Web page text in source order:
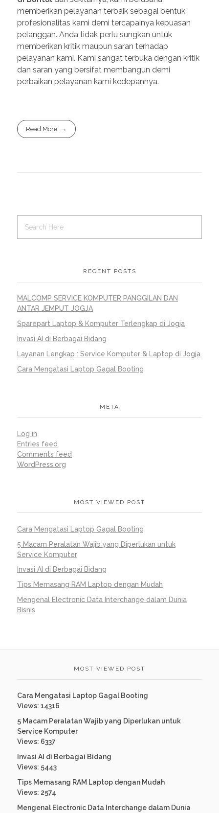
memberikan pelayanan terbaik sebagai bentuk
profesionalitas kami demi tercapainya kepuasan
pelanggan. Anda tidak perlu sungkan untuk
memberikan kritik maupun saran terhadap
pelayanan kami. Kami sangat terbuka dengan kritik
dan saran yang bersifat membangun demi
perbaikan pelayanan kami kedepannya.
Read More
RECENT POSTS
MALCOMP SERVICE KOMPUTER PANGGILAN DAN
ANTAR JEMPUT JOGJA
Sparepart Laptop & Komputer Terlengkap di Jogja
Invasi AI di Berbagai Bidang
Layanan Lengkap : Service Komputer & Laptop di Jogja
Cara Mengatasi Laptop Gagal Booting
META
Log in
Entries feed
Comments feed
WordPress.org
MOST VIEWED POST
Cara Mengatasi Laptop Gagal Booting
5 Macam Peralatan Wajib yang Diperlukan untuk
Service Komputer
Invasi AI di Berbagai Bidang
Tips Memasang RAM Laptop dengan Mudah
Mengenal Electronic Data Interchange dalam Dunia
Bisnis
MOST VIEWED POST
Cara Mengatasi Laptop Gagal Booting
Views: 14316
5 Macam Peralatan Wajib yang Diperlukan untuk
Service Komputer
Views: 6337
Invasi AI di Berbagai Bidang
Views: 5443
Tips Memasang RAM Laptop dengan Mudah
Views: 2574
Mengenal Electronic Data Interchange dalam Dunia